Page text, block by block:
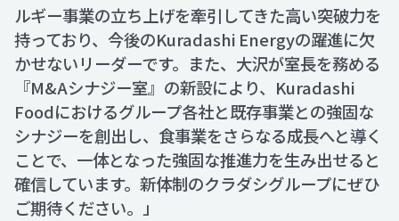
ルギー事業の立ち上げを牽引してきた高い突破力を
持っており、今後のKuradashi Energyの躍進に欠
かせないリーダーです。また、大沢が室長を務める
『M&Aシナジー室』の新設により、Kuradashi
Foodにおけるグループ各社と既存事業との強固な
シナジーを創出し、食事業をさらなる成長へと導く
ことで、一体となった強固な推進力を生み出せると
確信しています。新体制のクラダシグループにぜひ
ご期待ください。」